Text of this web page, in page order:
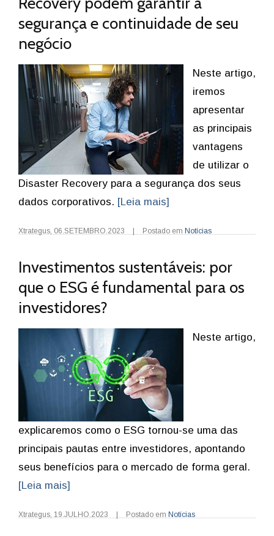
segurança e continuidade de seu
negócio
Neste artigo,
iremos
apresentar
as principais
vantagens
de utilizar o
Disaster Recovery para a segurança dos seus
dados corporativos. [Leia mais]
Xtrategus, 06.SETEMBRO.2023 Postado em Notícias
Investimentos sustentáveis: por
que o ESG é fundamental para os
investidores?
Neste artigo,
explicaremos como o ESG tornou-se uma das
principais pautas entre investidores, apontando
seus benefícios para o mercado de forma geral.
[Leia mais]
Xtrategus, 19.JULHO.2023 Postado em Notícias